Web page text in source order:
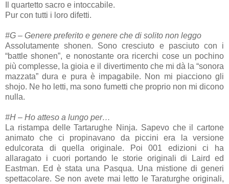
Il quartetto sacro e intoccabile.
Pur con tutti i loro difetti.
#G – Genere preferito e genere che di solito non leggo
Assolutamente shonen. Sono cresciuto e pasciuto con i
“battle shonen”, e nonostante ora ricerchi cose un pochino
più complesse, la gioia e il divertimento che mi dà la “sonora
mazzata” dura e pura è impagabile. Non mi piacciono gli
shojo. Ne ho letti, ma sono fumetti che proprio non mi dicono
nulla.
#H – Ho atteso a lungo per…
La ristampa delle Tartarughe Ninja. Sapevo che il cartone
animato che ci propinavano da piccini era la versione
edulcorata di quella originale. Poi 001 edizioni ci ha
allaragato i cuori portando le storie originali di Laird ed
Eastman. Ed è stata una Pasqua. Una mistione di generi
spettacolare. Se non avete mai letto le Taraturghe originali,